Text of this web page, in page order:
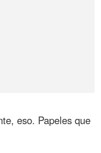
eso. Papeles que